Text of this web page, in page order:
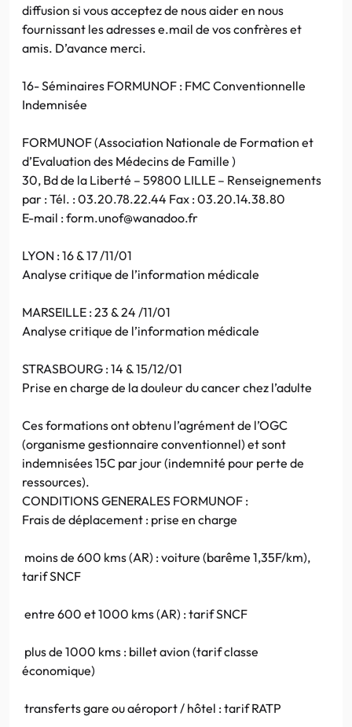
diffusion si vous acceptez de nous aider en nous
fournissant les adresses e.mail de vos confrères et
amis. D’avance merci.
16- Séminaires FORMUNOF : FMC Conventionnelle
Indemnisée
FORMUNOF (Association Nationale de Formation et
d’Evaluation des Médecins de Famille )
30, Bd de la Liberté – 59800 LILLE – Renseignements
par : Tél. : 03.20.78.22.44 Fax : 03.20.14.38.80
E-mail : form.unof@wanadoo.fr
LYON : 16 & 17 /11/01
Analyse critique de l’information médicale
MARSEILLE : 23 & 24 /11/01
Analyse critique de l’information médicale
STRASBOURG : 14 & 15/12/01
Prise en charge de la douleur du cancer chez l’adulte
Ces formations ont obtenu l’agrément de l’OGC
(organisme gestionnaire conventionnel) et sont
indemnisées 15C par jour (indemnité pour perte de
ressources).
CONDITIONS GENERALES FORMUNOF :
Frais de déplacement : prise en charge
moins de 600 kms (AR) : voiture (barême 1,35F/km),
tarif SNCF
entre 600 et 1000 kms (AR) : tarif SNCF
plus de 1000 kms : billet avion (tarif classe
économique)
transferts gare ou aéroport / hôtel : tarif RATP